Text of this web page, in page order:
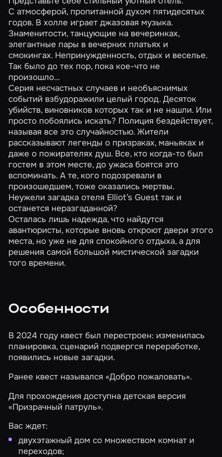
С атмосферой, пропитанной духом пятидесятых
годов. В холле играет джазовая музыка.
Знаменитости, танцующие на вечеринках,
элегантные пары в вечерних платьях и
смокингах. Непринужденность, отдых и веселье.
Так было до тех пор, пока кое-что не
произошло…
Серия несчастных случаев и необъяснимых
событий взбудоражили целый город. Десяток
убийств, виновников которых так и не нашли. Или
просто побоялись искать? Полиция бездействует,
называя все это случайностью. Жители
рассказывают легенды о призраках, маньяках и
даже о пожирателях душ. Все, кто когда-то был
гостем в этом месте, до ужаса боятся это
вспоминать. А те, кого подозревали в
произошедшем, тоже оказались мертвы.
Неужели загадка отеля Elliot’s Guest так и
останется неразгаданной?
Осталась лишь надежда, что найдутся
авантюристы, которые вновь откроют двери этого
места, но уже не для спокойного отдыха, а для
решения самой большой мистической загадки
того времени.
Особенности
В 2024 году квест был перестроен: изменилась
планировка, сценарий подвергся переработке,
появились новые загадки.
Ранее квест назывался «Добро пожаловать».
Для прохождения доступна детская версия
«Призрачный патруль».
Вас ждет:
двухэтажный дом со множеством комнат и
переходов;